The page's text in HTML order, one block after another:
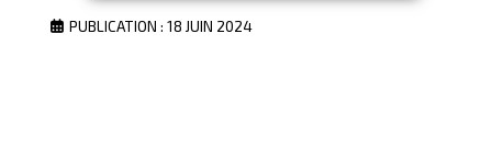
PUBLICATION : 18 JUIN 2024